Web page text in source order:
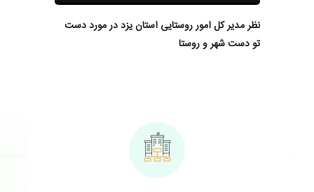
نظر مدیر کل امور روستایی استان یزد در مورد دست
تو دست شهر و روستا